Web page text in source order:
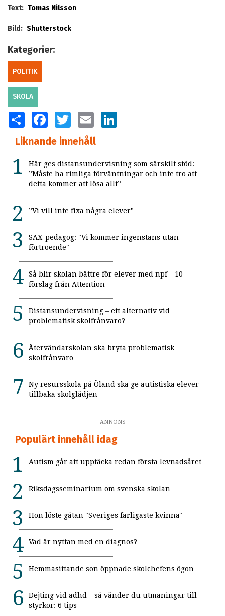
Text: Tomas Nilsson
Bild: Shutterstock
Kategorier:
POLITIK
SKOLA
SHARE FACEBOOKTWITTER EMAIL
Liknande innehåll
Här ges distansundervisning som särskilt stöd:
”Måste ha rimliga förväntningar och inte tro att
detta kommer att lösa allt”
”Vi vill inte fixa några elever"
SAX-pedagog: "Vi kommer ingenstans utan
förtroende"
Så blir skolan bättre för elever med npf – 10
förslag från Attention
Distansundervisning – ett alternativ vid
problematisk skolfrånvaro?
Återvändarskolan ska bryta problematisk
skolfrånvaro
Ny resursskola på Öland ska ge autistiska elever
tillbaka skolglädjen
ANNONS
Populärt innehåll idag
Autism går att upptäcka redan första levnadsåret
Riksdagsseminarium om svenska skolan
Hon löste gåtan "Sveriges farligaste kvinna"
Vad är nyttan med en diagnos?
Hemmasittande son öppnade skolchefens ögon
Dejting vid adhd – så vänder du utmaningar till
styrkor: 6 tips